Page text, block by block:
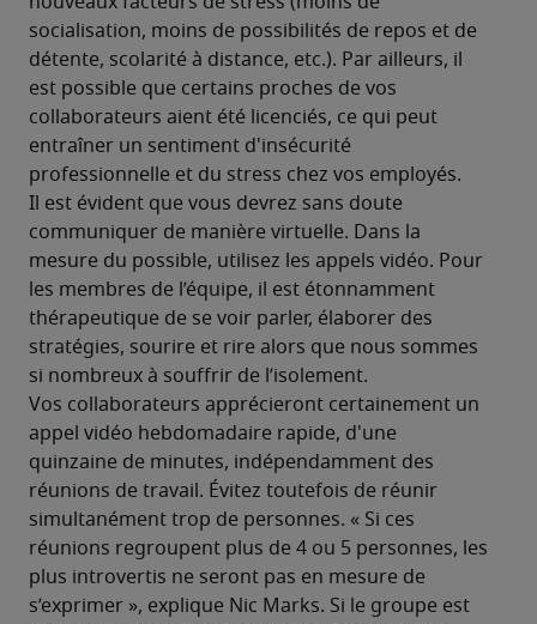
socialisation, moins de possibilités de repos et de
détente, scolarité à distance, etc.). Par ailleurs, il
est possible que certains proches de vos
collaborateurs aient été licenciés, ce qui peut
entraîner un sentiment d'insécurité
professionnelle et du stress chez vos employés.
Il est évident que vous devrez sans doute
communiquer de manière virtuelle. Dans la
mesure du possible, utilisez les appels vidéo. Pour
les membres de l’équipe, il est étonnamment
thérapeutique de se voir parler, élaborer des
stratégies, sourire et rire alors que nous sommes
si nombreux à souffrir de l’isolement.
Vos collaborateurs apprécieront certainement un
appel vidéo hebdomadaire rapide, d'une
quinzaine de minutes, indépendamment des
réunions de travail. Évitez toutefois de réunir
simultanément trop de personnes. « Si ces
réunions regroupent plus de 4 ou 5 personnes, les
plus introvertis ne seront pas en mesure de
s’exprimer », explique Nic Marks. Si le groupe est